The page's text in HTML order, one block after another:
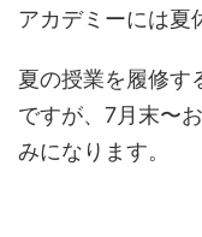
アカデミーには夏
夏の授業を履修す
ですが、7月末〜
みになります。